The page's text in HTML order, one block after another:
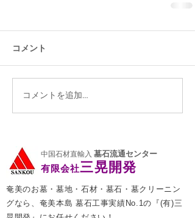
コメント
コメントを追加…
有限会社三晃開発
中国石材直輸入 墓石流通センター
奄美のお墓・墓地・石材・墓石・墓クリーニン
グなら、奄美本島 墓石工事実績No.1の『(有)三